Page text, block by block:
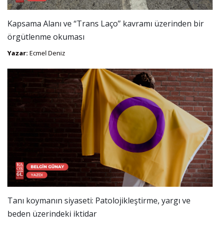
Kapsama Alanı ve “Trans Laço” kavramı üzerinden bir
örgütlenme okuması
Yazar: Ecmel Deniz
Tanı koymanın siyaseti: Patolojikleştirme, yargı ve
beden üzerindeki iktidar